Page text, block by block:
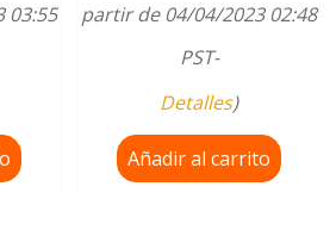
03:55
partir de 04/04/2023 02:48
PST-
Detalles)
Añadir al carrito